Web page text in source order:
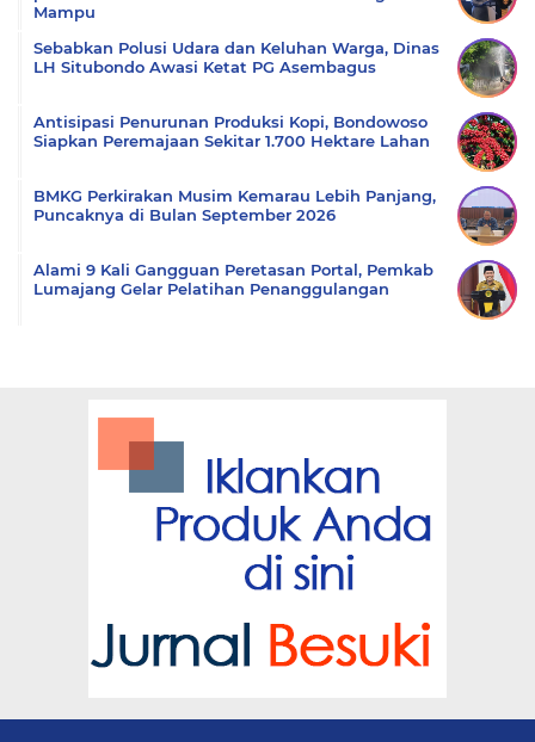
Mampu
Sebabkan Polusi Udara dan Keluhan Warga, Dinas
LH Situbondo Awasi Ketat PG Asembagus
Antisipasi Penurunan Produksi Kopi, Bondowoso
Siapkan Peremajaan Sekitar 1.700 Hektare Lahan
BMKG Perkirakan Musim Kemarau Lebih Panjang,
Puncaknya di Bulan September 2026
Alami 9 Kali Gangguan Peretasan Portal, Pemkab
Lumajang Gelar Pelatihan Penanggulangan